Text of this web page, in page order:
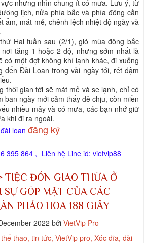
nhưng nhìn chung ít có mưa. Lưu ý, từ
lịch, nửa phía bắc và phía đông cần
ẩm, mát mẻ, chênh lệch nhiệt độ ngày và
Hai tuần sau (2/1), gió mùa đông bắc
tăng 1 hoặc 2 độ, nhưng sớm nhất là
có một đợt không khí lạnh khác, đi xuống
đến Đài Loan trong vài ngày tới, rét đậm
thời gian tới sẽ mát mẻ và se lạnh, chỉ có
ban ngày mới cảm thấy dễ chịu, còn miền
nhiều mây và có mưa, các bạn nhớ giữ
khi đi ra ngoài.
loan đăng ký
395 864 , Liên hệ Line id: vietvip88
TIỆC ĐÓN GIAO THỪA Ở
SỰ GÓP MẶT CỦA CÁC
PHÁO HOA 188 GIÂY
2022 bởi VietVip Pro
thể thao tin tức VietVip pro Xóc đĩa đài